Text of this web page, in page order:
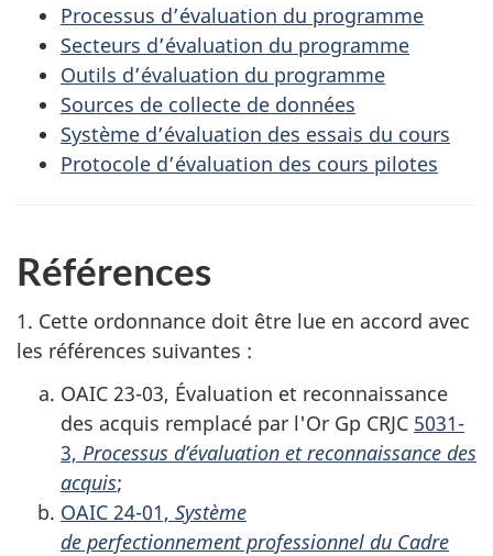
Processus d’évaluation du programme
Secteurs d’évaluation du programme
Outils d’évaluation du programme
Sources de collecte de données
Système d’évaluation des essais du cours
Protocole d’évaluation des cours pilotes
Références
1. Cette ordonnance doit être lue en accord avec
les références suivantes :
OAIC 23-03, Évaluation et reconnaissance
des acquis remplacé par l'Or Gp CRJC 5031-
3, Processus d’évaluation et reconnaissance des
acquis;
OAIC 24-01, Système
de perfectionnement professionnel du Cadre